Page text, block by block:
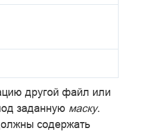
другой файл или
заданную маску.
содержать